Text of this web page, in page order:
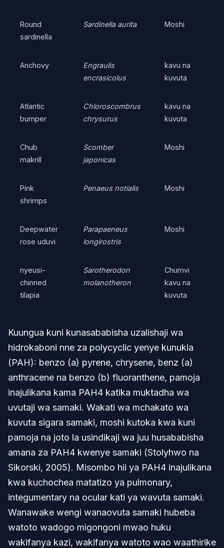
Round
sardinella
Sardinella aurita Moshi
Anchovy
Engraulis
encrasicolus
kavu na
kuvuta
Atlantic
bumper
Chloroscombrus
chrysurus
kavu na
kuvuta
Chub
makrill
Scomber
japonicas
Moshi
Pink
shrimps
Penaeus notialis Moshi
Deepwater
rose uduvi
Parapaeneus
longirostris
Moshi
nyeusi-
chinned
tilapia
Sarotherodon
molanotheron
Chumvi
kavu na
kuvuta
Kuungua kuni kunasababisha uzalishaji wa
hidrokaboni nne za polycyclic yenye kunukia
(PAH): benzo (a) pyrene, chrysene, benz (a)
anthracene na benzo (b) fluoranthene, pamoja
inajulikana kama PAH4 katika muktadha wa
uvutaji wa samaki. Wakati wa mchakato wa
kuvuta sigara samaki, moshi kutoka kwa kuni
pamoja na joto la usindikaji wa juu husababisha
amana za PAH4 kwenye samaki (Stolyhwo na
Sikorski, 2005). Misombo hii ya PAH4 inajulikana
kwa kuchochea matatizo ya pulmonary,
integumentary na ocular kati ya wavuta samaki.
Wanawake wengi wanaovuta samaki hubeba
watoto wadogo migongoni mwao huku
wakifanya kazi, wakifanya watoto wao waathirike